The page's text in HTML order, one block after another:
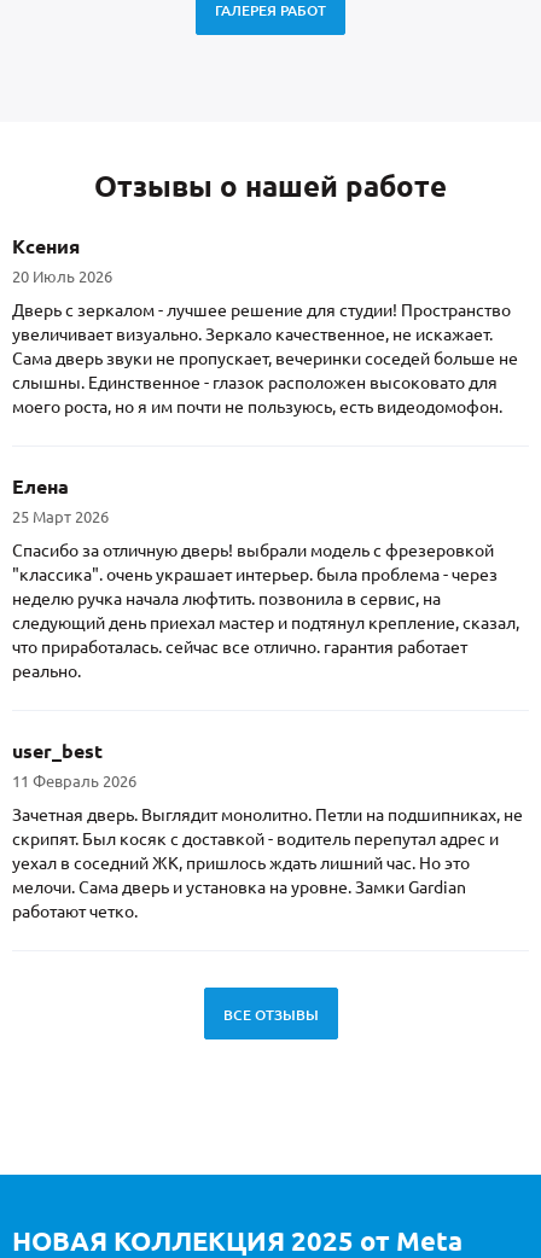
ГАЛЕРЕЯ РАБОТ
Отзывы о нашей работе
Ксения
20 Июль 2026
Дверь с зеркалом - лучшее решение для студии! Пространство
увеличивает визуально. Зеркало качественное, не искажает.
Сама дверь звуки не пропускает, вечеринки соседей больше не
слышны. Единственное - глазок расположен высоковато для
моего роста, но я им почти не пользуюсь, есть видеодомофон.
Елена
25 Март 2026
Спасибо за отличную дверь! выбрали модель с фрезеровкой
"классика". очень украшает интерьер. была проблема - через
неделю ручка начала люфтить. позвонила в сервис, на
следующий день приехал мастер и подтянул крепление, сказал,
что приработалась. сейчас все отлично. гарантия работает
реально.
user_best
11 Февраль 2026
Зачетная дверь. Выглядит монолитно. Петли на подшипниках, не
скрипят. Был косяк с доставкой - водитель перепутал адрес и
уехал в соседний ЖК, пришлось ждать лишний час. Но это
мелочи. Сама дверь и установка на уровне. Замки Gardian
работают четко.
ВСЕ ОТЗЫВЫ
НОВАЯ КОЛЛЕКЦИЯ 2025 от Meta